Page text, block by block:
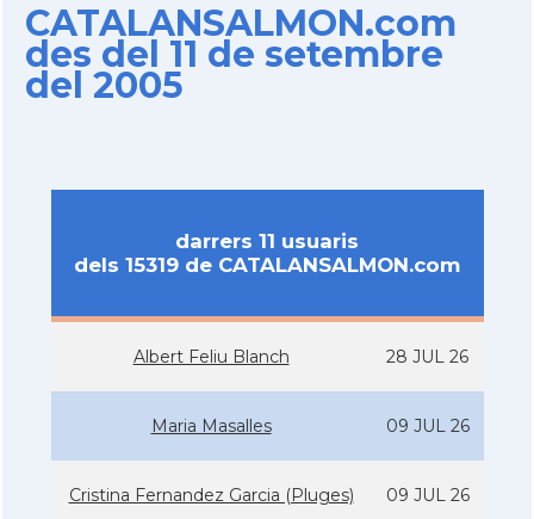
CATALANSALMON.com
des del 11 de setembre
del 2005
darrers 11 usuaris
dels 15319 de CATALANSALMON.com
Albert Feliu Blanch 28 JUL 26
Maria Masalles 09 JUL 26
Cristina Fernandez Garcia (Pluges) 09 JUL 26